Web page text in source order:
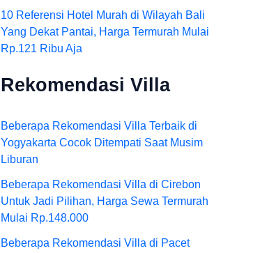
10 Referensi Hotel Murah di Wilayah Bali
Yang Dekat Pantai, Harga Termurah Mulai
Rp.121 Ribu Aja
Rekomendasi Villa
Beberapa Rekomendasi Villa Terbaik di
Yogyakarta Cocok Ditempati Saat Musim
Liburan
Beberapa Rekomendasi Villa di Cirebon
Untuk Jadi Pilihan, Harga Sewa Termurah
Mulai Rp.148.000
Beberapa Rekomendasi Villa di Pacet